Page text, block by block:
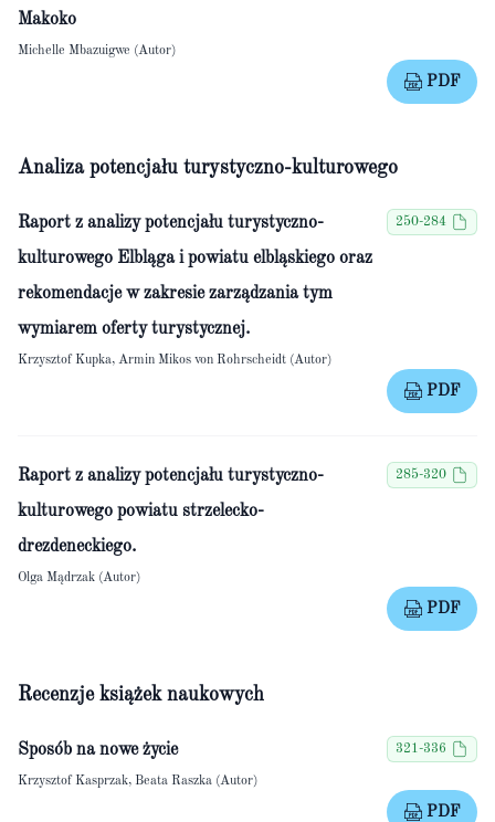
Makoko
Michelle Mbazuigwe (Autor)
PDF
Analiza potencjału turystyczno-kulturowego
Raport z analizy potencjału turystyczno-
kulturowego Elbląga i powiatu elbląskiego oraz
rekomendacje w zakresie zarządzania tym
wymiarem oferty turystycznej.
250-284
Krzysztof Kupka, Armin Mikos von Rohrscheidt (Autor)
PDF
Raport z analizy potencjału turystyczno-
kulturowego powiatu strzelecko-
drezdeneckiego.
285-320
Olga Mądrzak (Autor)
PDF
Recenzje książek naukowych
Sposób na nowe życie 321-336
Krzysztof Kasprzak, Beata Raszka (Autor)
PDF